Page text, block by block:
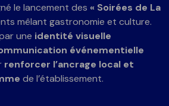
le lancement des « Soirées de La
mêlant gastronomie et culture.
une identité visuelle
événementielle
renforcer l’ancrage local et
de l’établissement.